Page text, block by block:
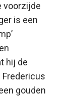
voorzijde
is een
hij de
Fredericus
gouden